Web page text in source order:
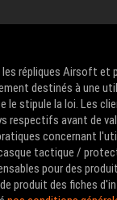
les répliques Airsoft
destinés à une
le stipule la loi. Les
avant de
concernant
tactique /
pour des
produit des fiches